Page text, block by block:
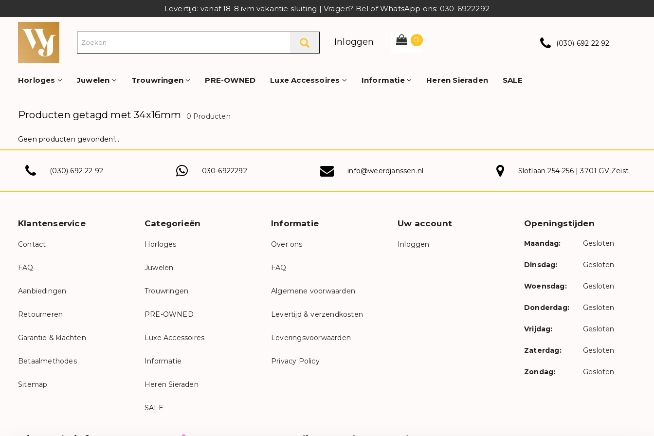
Levertijd: vanaf 18-8 ivm vakantie sluiting | Vragen? Bel of WhatsApp ons: 030-6922292
Inloggen 0 (030) 692 22 92
Horloges Juwelen Trouwringen PRE-OWNED Luxe Accessoires Informatie Heren Sieraden SALE
Producten getagd met 34x16mm 0 Producten
Geen producten gevonden!...
(030) 692 22 92 030-6922292 info@weerdjanssen.nl Slotlaan 254-256 | 3701 GV Zeist
Klantenservice
Contact
FAQ
Aanbiedingen
Retourneren
Garantie & klachten
Betaalmethodes
Sitemap
Categorieën
Horloges
Juwelen
Trouwringen
PRE-OWNED
Luxe Accessoires
Informatie
Heren Sieraden
SALE
Informatie
Over ons
FAQ
Algemene voorwaarden
Levertijd & verzendkosten
Leveringsvoorwaarden
Privacy Policy
Uw account
Inloggen
Openingstijden
Maandag: Gesloten
Dinsdag: Gesloten
Woensdag: Gesloten
Donderdag: Gesloten
Vrijdag: Gesloten
Zaterdag: Gesloten
Zondag: Gesloten